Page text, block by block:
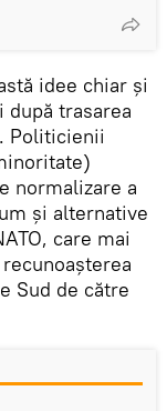
idee chiar și
trasarea
Politicienii
normalizare a
și alternative
care mai
Sud de către